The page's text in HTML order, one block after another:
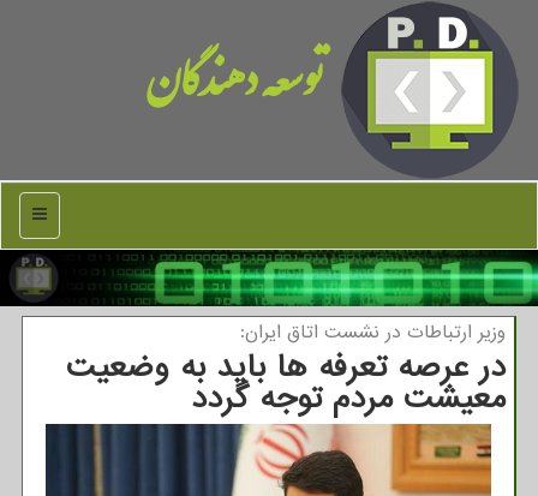
توسعه دهندگان
منو
وزیر ارتباطات در نشست اتاق ایران:
در عرصه تعرفه ها باید به وضعیت
معیشت مردم توجه گردد